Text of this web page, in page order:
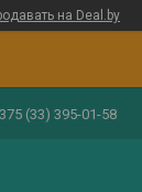
на Deal.by
(33) 395-01-58